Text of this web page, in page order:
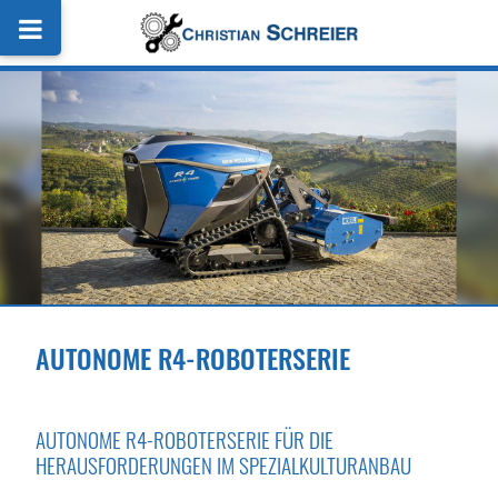
AUTONOME R4-ROBOTERSERIE
AUTONOME R4-ROBOTERSERIE FÜR DIE
HERAUSFORDERUNGEN IM SPEZIALKULTURANBAU